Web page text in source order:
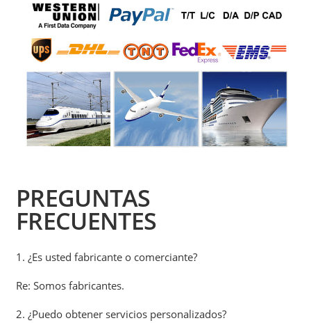
PREGUNTAS
FRECUENTES
1. ¿Es usted fabricante o comerciante?
Re: Somos fabricantes.
2. ¿Puedo obtener servicios personalizados?